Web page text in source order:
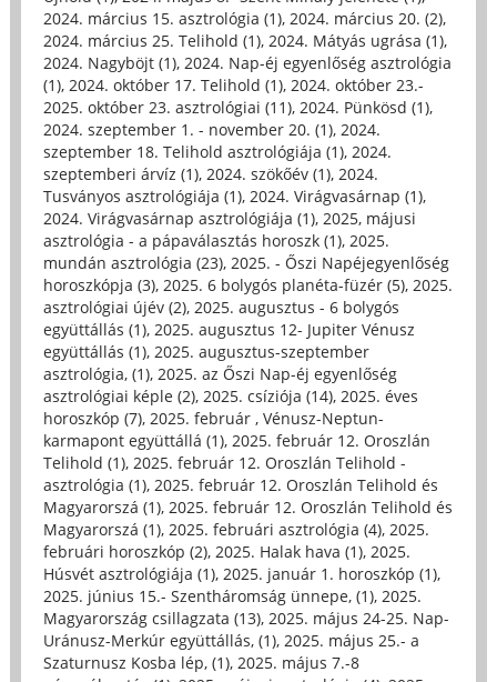
2024. március 15. asztrológia (1), 2024. március 20. (2),
2024. március 25. Telihold (1), 2024. Mátyás ugrása (1),
2024. Nagyböjt (1), 2024. Nap-éj egyenlőség asztrológia
(1), 2024. október 17. Telihold (1), 2024. október 23.-
2025. október 23. asztrológiai (11), 2024. Pünkösd (1),
2024. szeptember 1. - november 20. (1), 2024.
szeptember 18. Telihold asztrológiája (1), 2024.
szeptemberi árvíz (1), 2024. szökőév (1), 2024.
Tusványos asztrológiája (1), 2024. Virágvasárnap (1),
2024. Virágvasárnap asztrológiája (1), 2025, májusi
asztrológia - a pápaválasztás horoszk (1), 2025.
mundán asztrológia (23), 2025. - Őszi Napéjegyenlőség
horoszkópja (3), 2025. 6 bolygós planéta-füzér (5), 2025.
asztrológiai újév (2), 2025. augusztus - 6 bolygós
együttállás (1), 2025. augusztus 12- Jupiter Vénusz
együttállás (1), 2025. augusztus-szeptember
asztrológia, (1), 2025. az Őszi Nap-éj egyenlőség
asztrológiai képle (2), 2025. csíziója (14), 2025. éves
horoszkóp (7), 2025. február , Vénusz-Neptun-
karmapont együttállá (1), 2025. február 12. Oroszlán
Telihold (1), 2025. február 12. Oroszlán Telihold -
asztrológia (1), 2025. február 12. Oroszlán Telihold és
Magyarorszá (1), 2025. február 12. Oroszlán Telihold és
Magyarorszá (1), 2025. februári asztrológia (4), 2025.
februári horoszkóp (2), 2025. Halak hava (1), 2025.
Húsvét asztrológiája (1), 2025. január 1. horoszkóp (1),
2025. június 15.- Szentháromság ünnepe, (1), 2025.
Magyarország csillagzata (13), 2025. május 24-25. Nap-
Uránusz-Merkúr együttállás, (1), 2025. május 25.- a
Szaturnusz Kosba lép, (1), 2025. május 7.-8